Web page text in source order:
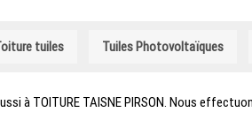
tuiles Tuiles Photovoltaïques
à TOITURE TAISNE PIRSON. Nous